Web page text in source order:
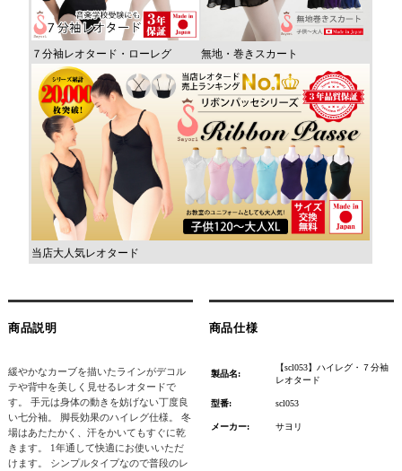
７分袖レオタード・ローレグ 無地・巻きスカート
当店大人気レオタード
商品説明
緩やかなカーブを描いたラインがデコル
テや背中を美しく見せるレオタードで
す。 手元は身体の動きを妨げない丁度良
い七分袖。 脚長効果のハイレグ仕様。 冬
場はあたたかく、汗をかいてもすぐに乾
きます。 1年通して快適にお使いいただ
けます。 シンプルタイプなので普段のレ
商品仕様
製品名:
【scl053】ハイレグ・７分袖
レオタード
型番: scl053
メーカー: サヨリ